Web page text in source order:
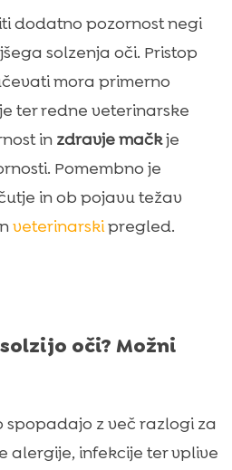
dodatno pozornost negi
solzenja oči. Pristop
mora primerno
ter redne veterinarske
in zdravje mačkje
Pomembno je
in ob pojavu težav
veterinarskipregled.
oči? Možni
spopadajo z več razlogi za
alergije, infekcije ter vplive